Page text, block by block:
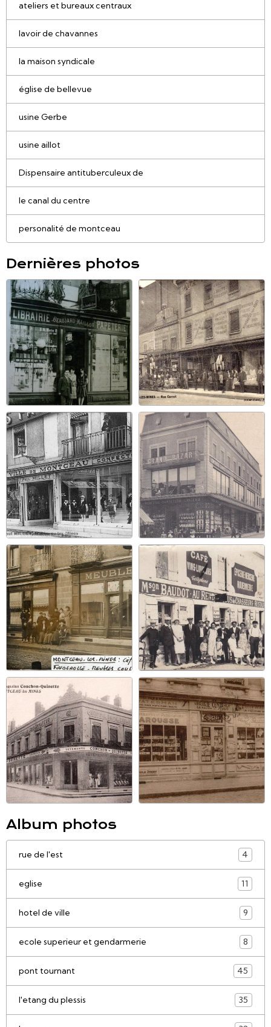
ateliers et bureaux centraux
lavoir de chavannes
la maison syndicale
église de bellevue
usine Gerbe
usine aillot
Dispensaire antituberculeux de
le canal du centre
personalité de montceau
Dernières photos
Album photos
rue de l'est 4
eglise 11
hotel de ville 9
ecole superieur et gendarmerie 8
pont tournant 45
l'etang du plessis 35